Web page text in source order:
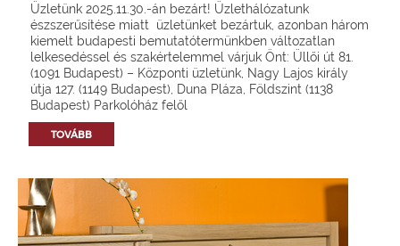
Üzletünk 2025.11.30.-án bezárt! Üzlethálózatunk
észszerűsítése miatt üzletünket bezártuk, azonban három
kiemelt budapesti bemutatótermünkben változatlan
lelkesedéssel és szakértelemmel várjuk Önt: Üllői út 81.
(1091 Budapest) – Központi üzletünk, Nagy Lajos király
útja 127. (1149 Budapest), Duna Pláza, Földszint (1138
Budapest) Parkolóház felől
TOVÁBB